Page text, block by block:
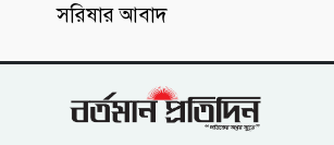
সরিষার আবাদ